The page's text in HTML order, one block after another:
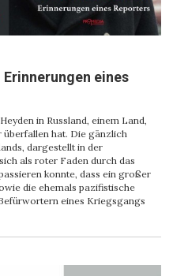
Erinnerungen eines
in Russland, einem Land,
hat. Die gänzlich
dargestellt in der
als roter Faden durch das
konnte, dass ein großer
die ehemals pazifistische
eines Kriegsgangs